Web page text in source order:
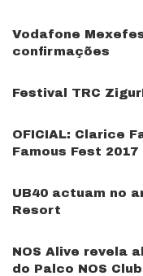
Vodafone
confirmações
Festival TRC
OFICIAL: Clarice
Famous Fest 2017
UB40 actuam no
Resort
NOS Alive revela
do Palco NOS